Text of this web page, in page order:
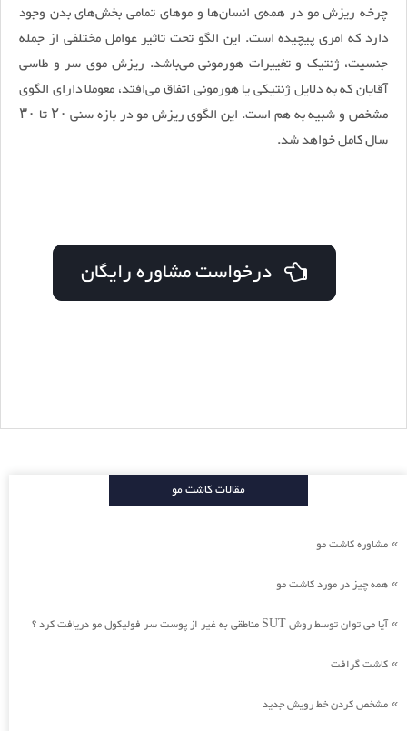
چرخه ریزش مو در همه‌ی انسان‌ها و موهای تمامی بخش‌های بدن وجود
دارد که امری پیچیده است. این الگو تحت تاثیر عوامل مختلفی از جمله
جنسیت، ژنتیک و تغییرات هورمونی می‌باشد. ریزش موی سر و طاسی
آقایان که به دلایل ژنتیکی یا هورمونی اتفاق می‌افتد، معوملا دارای الگوی
مشخص و شبیه به هم است. این الگوی ریزش مو در بازه سنی ۲۰ تا ۳۰
سال کامل خواهد شد.
درخواست مشاوره رایگان
مقالات کاشت مو
» مشاوره کاشت مو
» همه چیز در مورد کاشت مو
»آیا می توان توسط روش SUT مناطقی به غیر از پوست سر فولیکول مو دریافت کرد ؟
» کاشت گرافت
» مشخص کردن خط رویش جدید